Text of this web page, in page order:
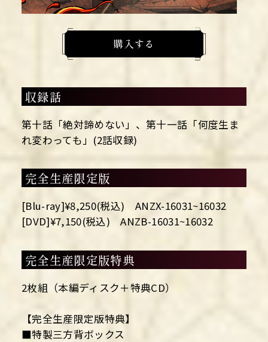
購入する
収録話
第十話「絶対諦めない」、第十一話「何度生ま
れ変わっても」(2話収録)
完全生産限定版
[Blu-ray]¥8,250(税込) ANZX-16031~16032
[DVD]¥7,150(税込) ANZB-16031~16032
完全生産限定版特典
2枚組（本編ディスク＋特典CD）
【完全生産限定版特典】
■特製三方背ボックス